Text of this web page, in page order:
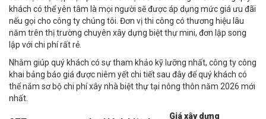
khách có thể yên tâm là mọi người sẽ được áp dụng mức giá ưu đãi
nếu gọi cho công ty chúng tôi. Đơn vị thi công có thương hiệu lâu
năm trên thị trường chuyên xây dựng biệt thự mini, đơn lập song
lập với chi phí rất rẻ.
Nhằm giúp quý khách có sự tham khảo kỹ lưỡng nhất, công ty công
khai bảng báo giá được niêm yết chi tiết sau đây để quý khách có
thể nắm sơ bộ chi phí xây nhà biệt thự tại nông thôn năm 2026 mới
nhất.
Giá xây dựng